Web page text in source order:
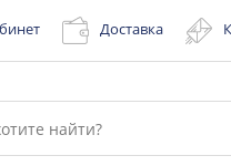
Доставка